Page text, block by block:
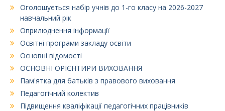
Оголошується набір учнів до 1-го класу на 2026-2027
навчальний рік
Оприлюднення інформації
Освітні програми закладу освіти
Основні відомості
ОСНОВНІ ОРІЄНТИРИ ВИХОВАННЯ
Пам'ятка для батьків з правового виховання
Педагогічний колектив
Підвищення кваліфікації педагогічних працівників